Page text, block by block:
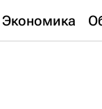
Экономика